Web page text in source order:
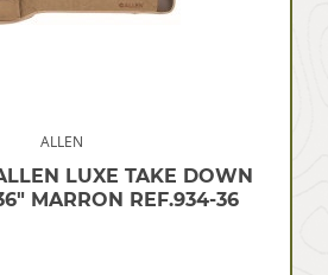
ALLEN
LUXE TAKE DOWN
MARRON REF.934-36